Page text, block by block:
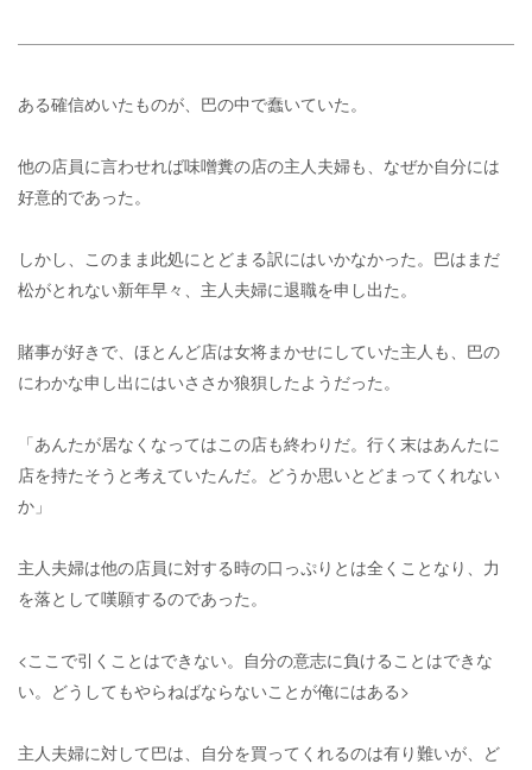
ある確信めいたものが、巴の中で蠢いていた。
他の店員に言わせれば味噌糞の店の主人夫婦も、なぜか自分には
好意的であった。
しかし、このまま此処にとどまる訳にはいかなかった。巴はまだ
松がとれない新年早々、主人夫婦に退職を申し出た。
賭事が好きで、ほとんど店は女将まかせにしていた主人も、巴の
にわかな申し出にはいささか狼狽したようだった。
「あんたが居なくなってはこの店も終わりだ。行く末はあんたに
店を持たそうと考えていたんだ。どうか思いとどまってくれない
か」
主人夫婦は他の店員に対する時の口っぷりとは全くことなり、力
を落として嘆願するのであった。
<ここで引くことはできない。自分の意志に負けることはできな
い。どうしてもやらねばならないことが俺にはある>
主人夫婦に対して巴は、自分を買ってくれるのは有り難いが、ど